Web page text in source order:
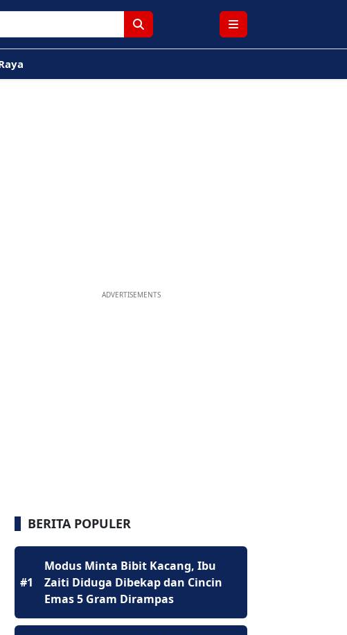
ADVERTISEMENTS
BERITA POPULER
#1
Modus Minta Bibit Kacang, Ibu
Zaiti Diduga Dibekap dan Cincin
Emas 5 Gram Dirampas